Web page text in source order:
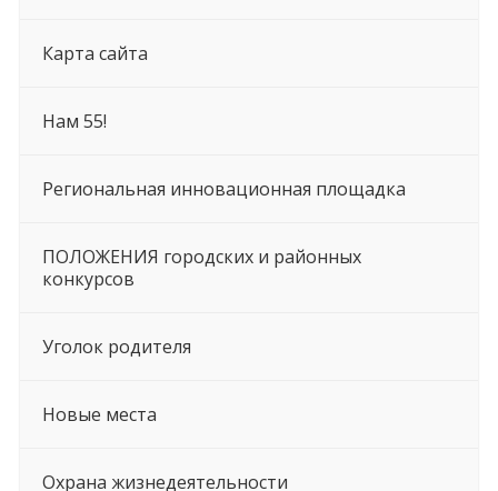
Карта сайта
Нам 55!
Региональная инновационная площадка
ПОЛОЖЕНИЯ городских и районных
конкурсов
Уголок родителя
Новые места
Охрана жизнедеятельности